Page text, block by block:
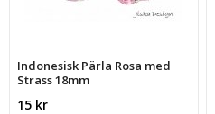
Indonesisk Pärla Rosa med
Strass 18mm
15 kr